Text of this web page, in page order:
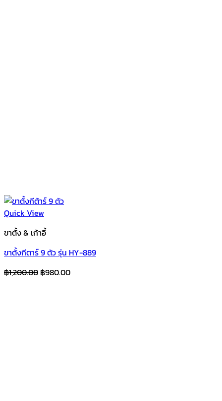
Quick View
ขาตั้ง & เก้าอี้
ขาตั้งกีตาร์ 9 ตัว รุ่น HY-889
฿1,200.00 Original
฿980.00Current